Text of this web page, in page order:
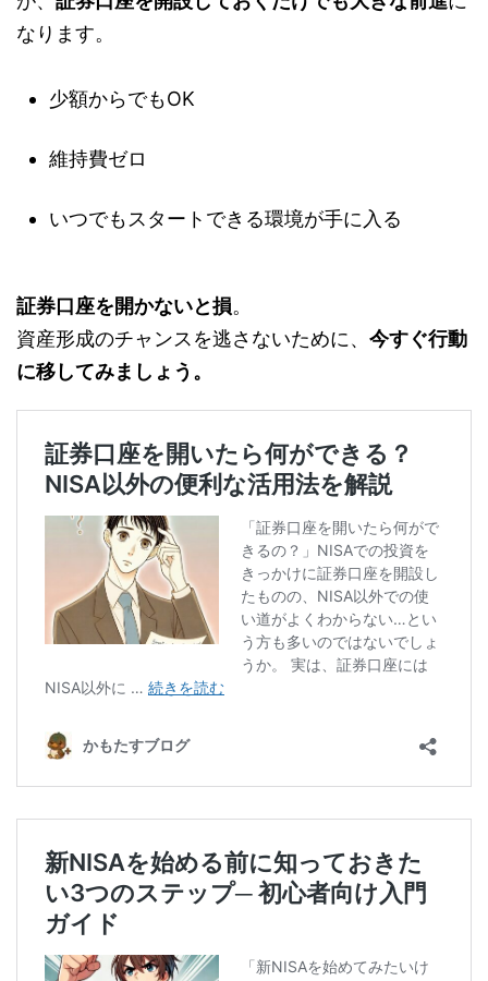
なります。
少額からでもOK
維持費ゼロ
いつでもスタートできる環境が手に入る
証券口座を開かないと損。
資産形成のチャンスを逃さないために、 今すぐ行動
に移してみましょう。